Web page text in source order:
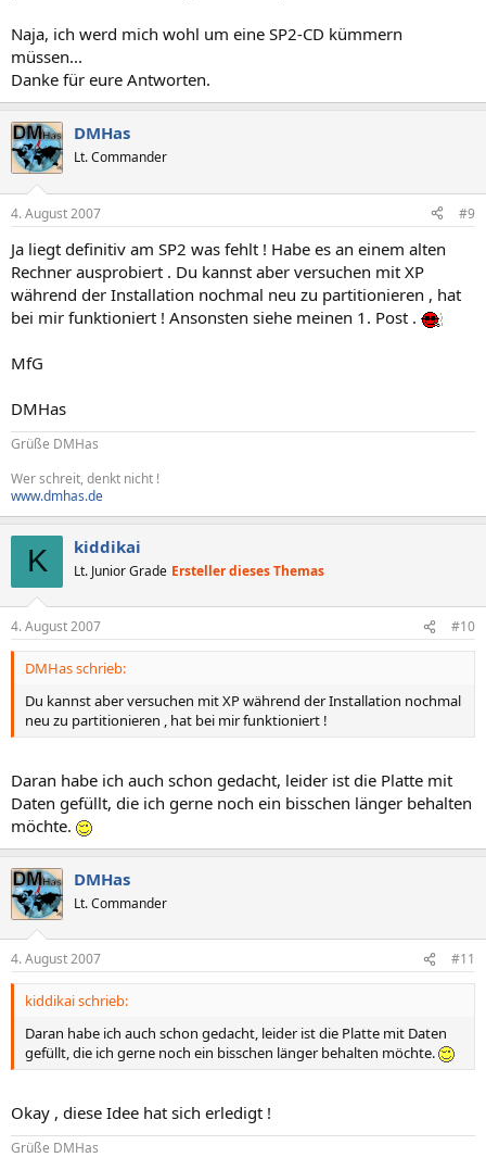
Naja, ich werd mich wohl um eine SP2-CD kümmern
müssen...
Danke für eure Antworten.
DMHas
Lt. Commander
4. August 2007 #9
Ja liegt definitiv am SP2 was fehlt ! Habe es an einem alten
Rechner ausprobiert . Du kannst aber versuchen mit XP
während der Installation nochmal neu zu partitionieren , hat
bei mir funktioniert ! Ansonsten siehe meinen 1. Post .
MfG
DMHas
Grüße DMHas
Wer schreit, denkt nicht !
www.dmhas.de
K kiddikai
Lt. Junior Grade Ersteller dieses Themas
4. August 2007 #10
DMHas schrieb:
Du kannst aber versuchen mit XP während der Installation nochmal
neu zu partitionieren , hat bei mir funktioniert !
Daran habe ich auch schon gedacht, leider ist die Platte mit
Daten gefüllt, die ich gerne noch ein bisschen länger behalten
möchte.
DMHas
Lt. Commander
4. August 2007 #11
kiddikai schrieb:
Daran habe ich auch schon gedacht, leider ist die Platte mit Daten
gefüllt, die ich gerne noch ein bisschen länger behalten möchte.
Okay , diese Idee hat sich erledigt !
Grüße DMHas